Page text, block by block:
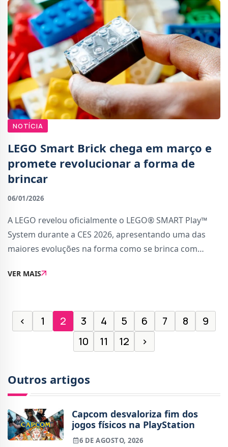
NOTÍCIA
LEGO Smart Brick chega em março e
promete revolucionar a forma de
brincar
06/01/2026
A LEGO revelou oficialmente o LEGO® SMART Play™
System durante a CES 2026, apresentando uma das
maiores evoluções na forma como se brinca com
abordagem está o Smart Brick, uma peça tecnológica
VER MAIS
‹ 1 2 3 4 5 6 7 8
9
10
11 12 ›
Outros artigos
Capcom desvaloriza fim dos
jogos físicos na PlayStation
6 DE AGOSTO, 2026